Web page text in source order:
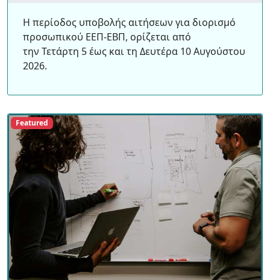
Η περίοδος υποβολής αιτήσεων για διορισμό
προσωπικού ΕΕΠ-ΕΒΠ, ορίζεται από
την Τετάρτη 5 έως και τη Δευτέρα 10 Αυγούστου
2026.
Featured